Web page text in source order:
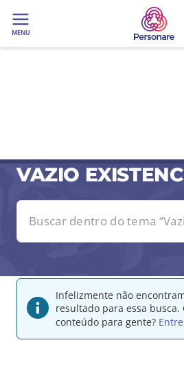
MENU
VAZIO
Infelizmente não
resultado para essa busca.
conteúdo para gente?